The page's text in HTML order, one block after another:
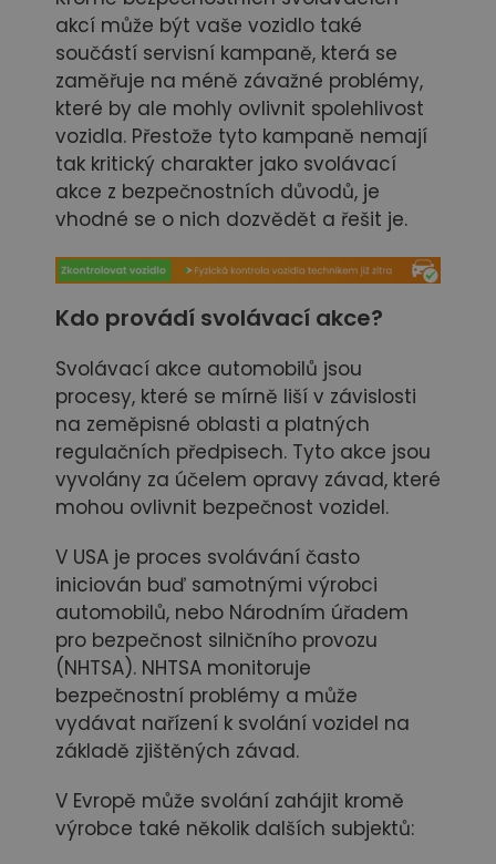
akcí může být vaše vozidlo také
součástí servisní kampaně, která se
zaměřuje na méně závažné problémy,
které by ale mohly ovlivnit spolehlivost
vozidla. Přestože tyto kampaně nemají
tak kritický charakter jako svolávací
akce z bezpečnostních důvodů, je
vhodné se o nich dozvědět a řešit je.
Kdo provádí svolávací akce?
Svolávací akce automobilů jsou
procesy, které se mírně liší v závislosti
na zeměpisné oblasti a platných
regulačních předpisech. Tyto akce jsou
vyvolány za účelem opravy závad, které
mohou ovlivnit bezpečnost vozidel.
V USA je proces svolávání často
iniciován buď samotnými výrobci
automobilů, nebo Národním úřadem
pro bezpečnost silničního provozu
(NHTSA). NHTSA monitoruje
bezpečnostní problémy a může
vydávat nařízení k svolání vozidel na
základě zjištěných závad.
V Evropě může svolání zahájit kromě
výrobce také několik dalších subjektů: